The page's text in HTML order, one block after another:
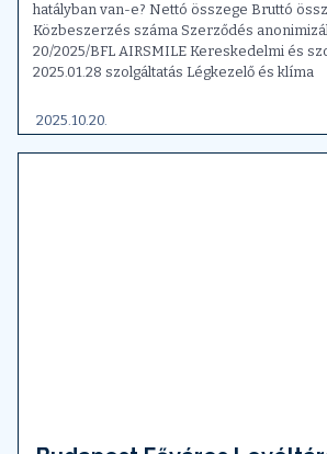
hatályban van-e? Nettó összege Bruttó
Közbeszerzés száma Szerződés
20/2025/BFL AIRSMILE Kereskedelmi és
2025.01.28 szolgáltatás Légkezelő és klíma
2025.10.20.